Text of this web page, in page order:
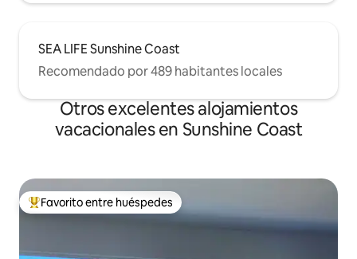
SEA LIFE Sunshine Coast
Recomendado por 489 habitantes locales
Otros excelentes alojamientos
vacacionales en Sunshine Coast
De los mejores en Favorito entre huéspedes
Favorito entre huéspedes